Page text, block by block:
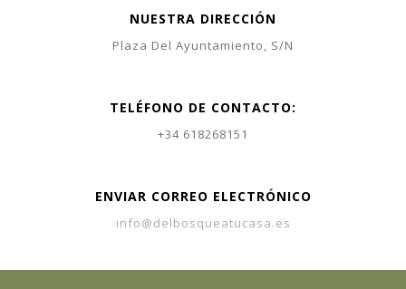
NUESTRA DIRECCIÓN
Plaza Del Ayuntamiento, S/N
TELÉFONO DE CONTACTO:
+34 618268151
ENVIAR CORREO ELECTRÓNICO
info@delbosqueatucasa.es